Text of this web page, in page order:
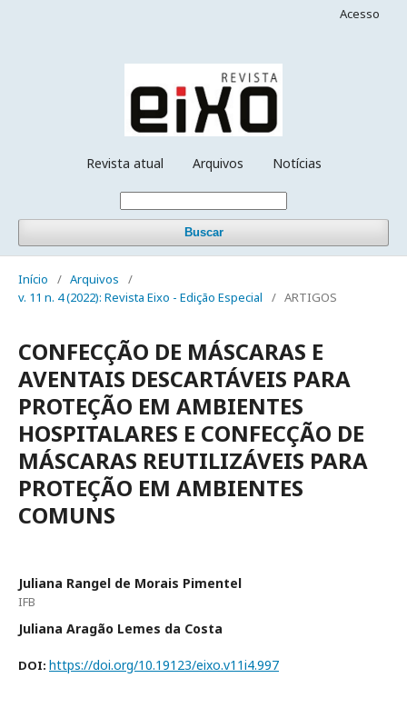
Revista atual Arquivos Notícias
Buscar
Acesso
Início / Arquivos
/
v. 11 n. 4 (2022): Revista Eixo - Edição Especial
/ ARTIGOS
CONFECÇÃO DE MÁSCARAS E
AVENTAIS DESCARTÁVEIS PARA
PROTEÇÃO EM AMBIENTES
HOSPITALARES E CONFECÇÃO DE
MÁSCARAS REUTILIZÁVEIS PARA
PROTEÇÃO EM AMBIENTES
COMUNS
Juliana Rangel de Morais Pimentel
IFB
Juliana Aragão Lemes da Costa
DOI: https://doi.org/10.19123/eixo.v11i4.997